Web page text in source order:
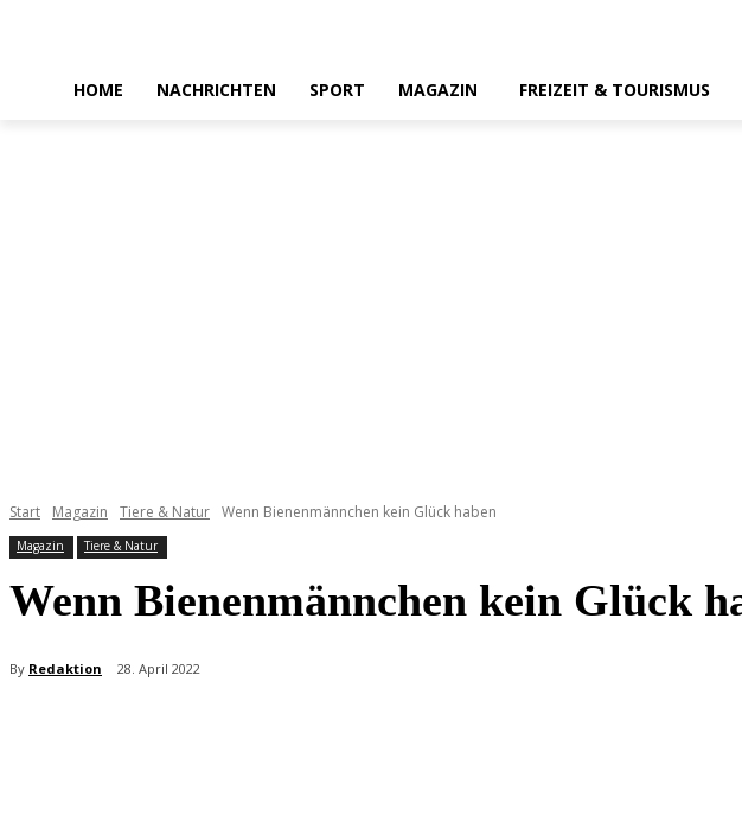
HOME NACHRICHTEN SPORT MAGAZIN FREIZEIT & TOURISMUS
Start Magazin Tiere & Natur Wenn Bienenmännchen kein Glück haben
Magazin Tiere & Natur
Wenn Bienenmännchen kein Glück
By Redaktion 28. April 2022